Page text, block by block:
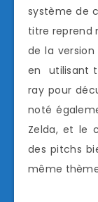
système de
titre reprend
de la
en utilisant
ray pour
noté
Zelda, et le
des pitchs
même